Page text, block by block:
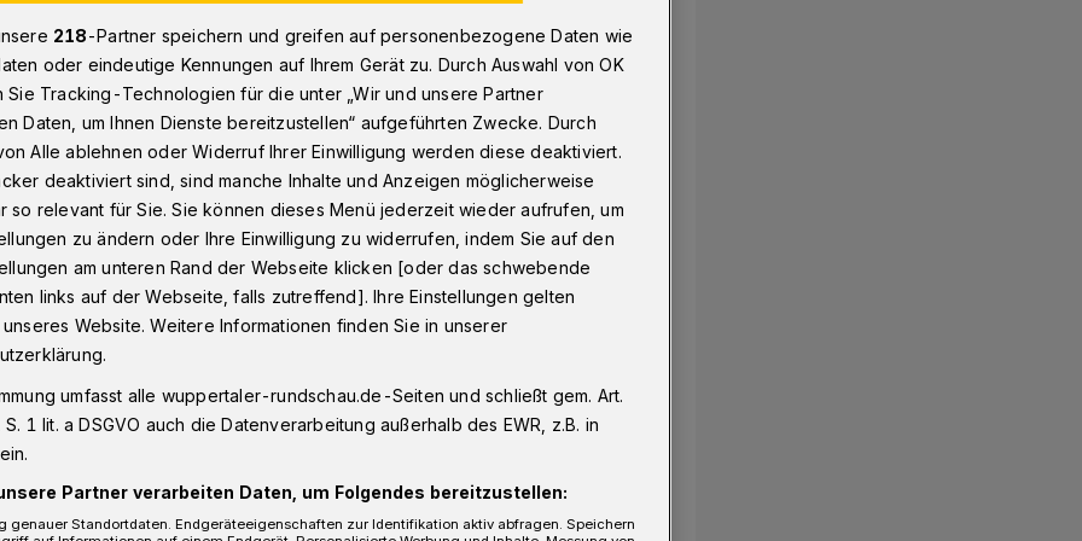
Schauspiel
für das
Nachfrage in der vergangenen
der Wuppertaler Bühnen "Supergute
des Christopher Boone" wieder in den
218-Partner speichern und greifen auf personenbezogene Daten wie
oder eindeutige Kennungen auf Ihrem Gerät zu. Durch Auswahl von OK
Sie Tracking-Technologien für die unter „Wir und unsere Partner
Daten, um Ihnen Dienste bereitzustellen“ aufgeführten Zwecke. Durch
Alle ablehnen oder Widerruf Ihrer Einwilligung werden diese deaktiviert.
deaktiviert sind, sind manche Inhalte und Anzeigen möglicherweise
so relevant für Sie. Sie können dieses Menü jederzeit wieder aufrufen, um
zu ändern oder Ihre Einwilligung zu widerrufen, indem Sie auf den
am unteren Rand der Webseite klicken [oder das schwebende
links auf der Webseite, falls zutreffend]. Ihre Einstellungen gelten
Website. Weitere Informationen finden Sie in unserer
umfasst alle wuppertaler-rundschau.de-Seiten und schließt gem. Art.
1 lit. a DSGVO auch die Datenverarbeitung außerhalb des EWR, z.B. in
Partner verarbeiten Daten, um Folgendes bereitzustellen:
genauer Standortdaten. Endgeräteeigenschaften zur Identifikation aktiv abfragen. Speichern